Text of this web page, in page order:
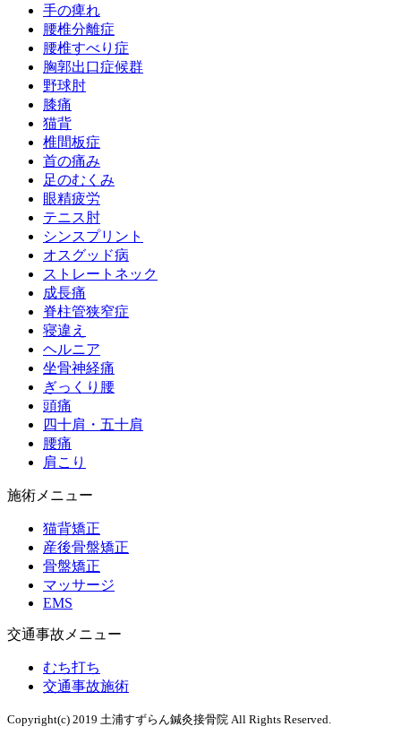
手の痺れ
腰椎分離症
腰椎すべり症
胸郭出口症候群
野球肘
膝痛
猫背
椎間板症
首の痛み
足のむくみ
眼精疲労
テニス肘
シンスプリント
オスグッド病
ストレートネック
成長痛
脊柱管狭窄症
寝違え
ヘルニア
坐骨神経痛
ぎっくり腰
頭痛
四十肩・五十肩
腰痛
肩こり
施術メニュー
猫背矯正
産後骨盤矯正
骨盤矯正
マッサージ
EMS
交通事故メニュー
むち打ち
交通事故施術
Copyright(c) 2019 土浦すずらん鍼灸接骨院 All Rights Reserved.